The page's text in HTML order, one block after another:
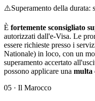
⚠️Superamento della durata:
È fortemente sconsigliato
autorizzati dall'e-Visa. Le
essere richieste presso i
Nationale) in loco, con un
superamento accertato
possono applicare una multa
05 · Il Marocco